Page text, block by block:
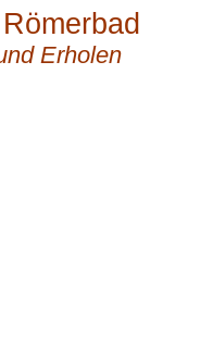
Erholen